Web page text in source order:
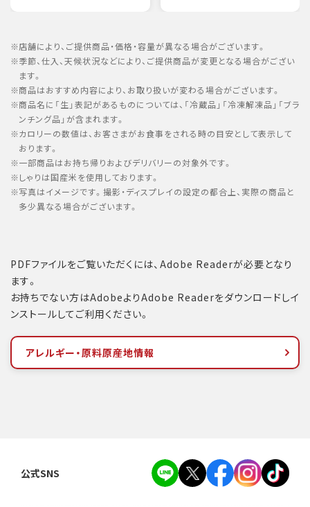
店舗により、ご提供商品・価格・容量が異なる場合がございます。
季節、仕入、天候状況などにより、ご提供商品が変更となる場合がござい
ます。
商品はおすすめ内容により、お取り扱いが変わる場合がございます。
商品名に「生」表記があるものについては、「冷蔵品」「冷凍解凍品」「ブラ
ンチング品」が含まれます。
カロリーの数値は、お客さまがお食事をされる時の目安として表示して
おります。
一部商品はお持ち帰りおよびデリバリーの対象外です。
しゃりは国産米を使用しております。
写真はイメージです。撮影・ディスプレイの設定の都合上、実際の商品と
多少異なる場合がございます。
PDFファイルをご覧いただくには、Adobe Readerが必要となり
ます。
お持ちでない方はAdobeよりAdobe Readerをダウンロードしイ
ンストールしてご利用ください。
アレルギー・原料原産地情報
公式SNS